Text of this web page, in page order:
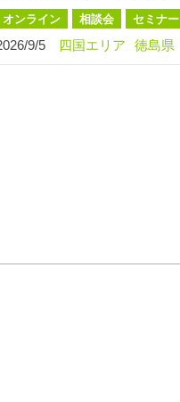
オンライン 相談会 セミナー
9/5 四国エリア 徳島県